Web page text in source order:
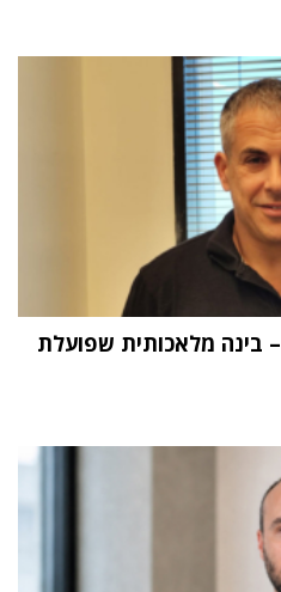
"העתיד הוא Physical AI – בינה מלאכותית שפועלת